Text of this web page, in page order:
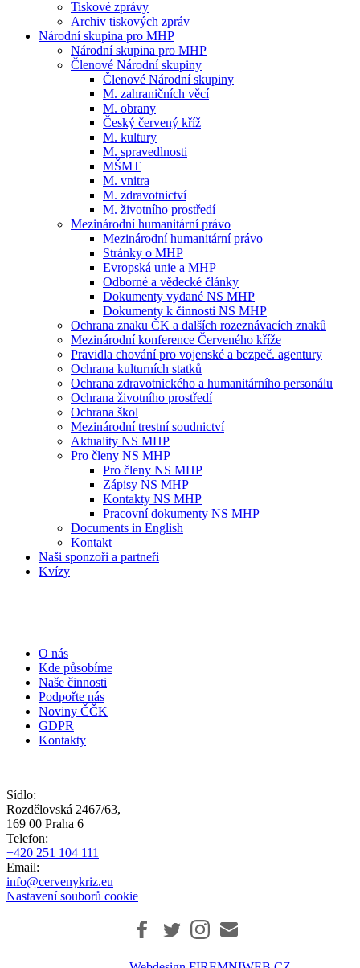
Tiskové zprávy
Archiv tiskových zpráv
Národní skupina pro MHP
Národní skupina pro MHP
Členové Národní skupiny
Členové Národní skupiny
M. zahraničních věcí
M. obrany
Český červený kříž
M. kultury
M. spravedlnosti
MŠMT
M. vnitra
M. zdravotnictví
M. životního prostředí
Mezinárodní humanitární právo
Mezinárodní humanitární právo
Stránky o MHP
Evropská unie a MHP
Odborné a vědecké články
Dokumenty vydané NS MHP
Dokumenty k činnosti NS MHP
Ochrana znaku ČK a dalších rozeznávacích znaků
Mezinárodní konference Červeného kříže
Pravidla chování pro vojenské a bezpeč. agentury
Ochrana kulturních statků
Ochrana zdravotnického a humanitárního personálu
Ochrana životního prostředí
Ochrana škol
Mezinárodní trestní soudnictví
Aktuality NS MHP
Pro členy NS MHP
Pro členy NS MHP
Zápisy NS MHP
Kontakty NS MHP
Pracovní dokumenty NS MHP
Documents in English
Kontakt
Naši sponzoři a partneři
Kvízy
O nás
Kde působíme
Naše činnosti
Podpořte nás
Noviny ČČK
GDPR
Kontakty
Sídlo:
Rozdělovská 2467/63,
169 00 Praha 6
Telefon:
+420 251 104 111
Email:
info@cervenykriz.eu
Nastavení souborů cookie